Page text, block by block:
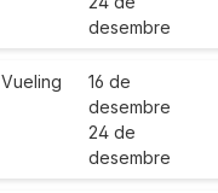
desembre
Vueling
16 de
desembre
24 de
desembre